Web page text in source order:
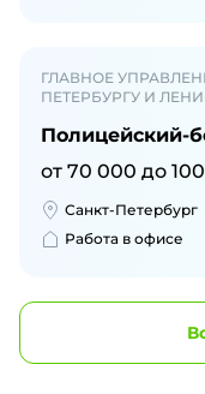
ГЛАВНОЕ
ПЕТЕРБУРГУ И
Полицейский-
от 70 000 до
Санкт-Петербург
Работа в офисе